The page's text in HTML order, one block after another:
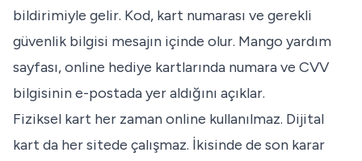
bildirimiyle gelir. Kod, kart numarası ve gerekli
güvenlik bilgisi mesajın içinde olur. Mango yardım
sayfası, online hediye kartlarında numara ve CVV
bilgisinin e-postada yer aldığını açıklar.
Fiziksel kart her zaman online kullanılmaz. Dijital
kart da her sitede çalışmaz. İkisinde de son karar